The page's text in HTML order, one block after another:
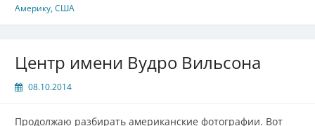
Америку,США
Центр имени Вудро Вильсона
08.10.2014
Продолжаю разбирать американские фотографии. Вот